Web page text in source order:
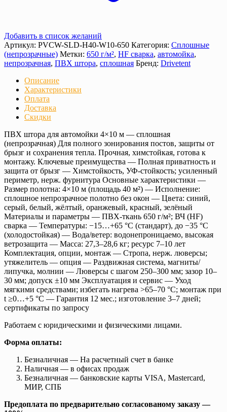
Добавить в список желаний
Артикул: PVCW-SLD-H40-W10-650 Категория: Сплошные
(непрозрачные) Метки: 650 г/м², HF сварка, автомойка,
непрозрачная, ПВХ штора, сплошная Бренд: Drivetent
Описание
Характеристики
Оплата
Доставка
Скидки
ПВХ штора для автомойки 4×10 м — сплошная
(непрозрачная) Для полного зонирования постов, защиты от
брызг и сохранения тепла. Прочная, химстойкая, готова к
монтажу. Ключевые преимущества — Полная приватность и
защита от брызг — Химстойкость, УФ‑стойкость; усиленный
периметр, нерж. фурнитура Основные характеристики —
Размер полотна: 4×10 м (площадь 40 м²) — Исполнение:
сплошное непрозрачное полотно без окон — Цвета: синий,
серый, белый, жёлтый, оранжевый, красный, зелёный
Материалы и параметры — ПВХ‑ткань 650 г/м²; ВЧ (HF)
сварка — Температуры: −15…+65 °C (стандарт), до −35 °C
(холодостойкая) — Вода/ветер: водонепроницаемо, высокая
ветрозащита — Масса: 27,3–28,6 кг; ресурс 7–10 лет
Комплектация, опции, монтаж — Стропа, нерж. люверсы;
утяжелитель — опция — Раздвижная система, магниты/
липучка, молнии — Люверсы с шагом 250–300 мм; зазор 10–
30 мм; допуск ±10 мм Эксплуатация и сервис — Уход
мягкими средствами; избегать нагрева >65–70 °C; монтаж при
t ≥0…+5 °C — Гарантия 12 мес.; изготовление 3–7 дней;
сертификаты по запросу
Работаем с юридическими и физическими лицами.
Форма оплаты:
Безналичная — На расчетный счет в банке
Наличная — в офисах продаж
Безналичная — банковские карты VISA, Mastercard,
МИР, СПБ
Предоплата по предварительно согласованому заказу —